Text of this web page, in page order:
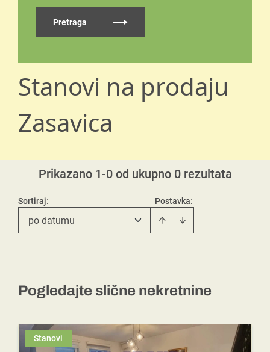
Pretraga
Stanovi na prodaju
Zasavica
Prikazano 1-0 od ukupno 0 rezultata
Postavka:
Sortiraj:
po datumu
Pogledajte slične nekretnine
Stanovi